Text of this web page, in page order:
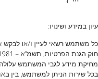
עיון במידע ושינויו:
כל משתמש רשאי לעיין ו/או
מחיקת מידע לגבי המשתמש עלולה
בכל שירות הניתן למשתמש, בין